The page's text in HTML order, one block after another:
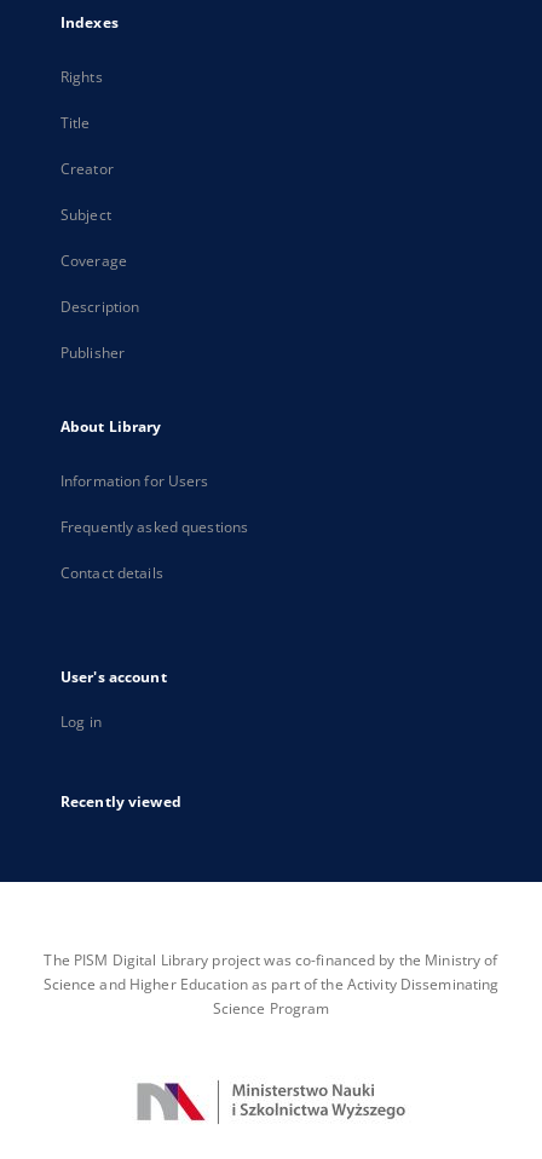
Indexes
Rights
Title
Creator
Subject
Coverage
Description
Publisher
About Library
Information for Users
Frequently asked questions
Contact details
User's account
Log in
Recently viewed
The PISM Digital Library project was co-financed by the Ministry of
Science and Higher Education as part of the Activity Disseminating
Science Program